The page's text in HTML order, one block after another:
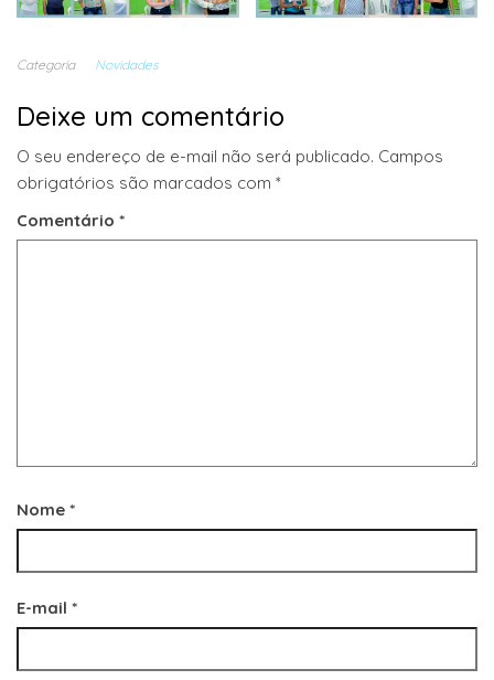
Categoria Novidades
Deixe um comentário
O seu endereço de e-mail não será publicado. Campos
obrigatórios são marcados com *
Comentário *
Nome *
E-mail *